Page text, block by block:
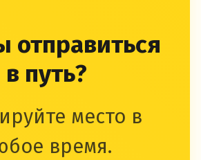
отправиться
в путь?
место в
время.